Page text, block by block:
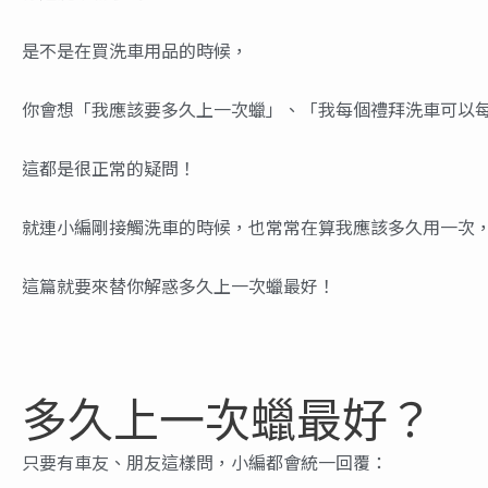
是不是在買洗車用品的時候，
你會想「我應該要多久上一次蠟」、「我每個禮拜洗車可以
這都是很正常的疑問！
就連小編剛接觸洗車的時候，也常常在算我應該多久用一次，
這篇就要來替你解惑多久上一次蠟最好！
多久上一次蠟最好？
只要有車友、朋友這樣問，小編都會統一回覆：